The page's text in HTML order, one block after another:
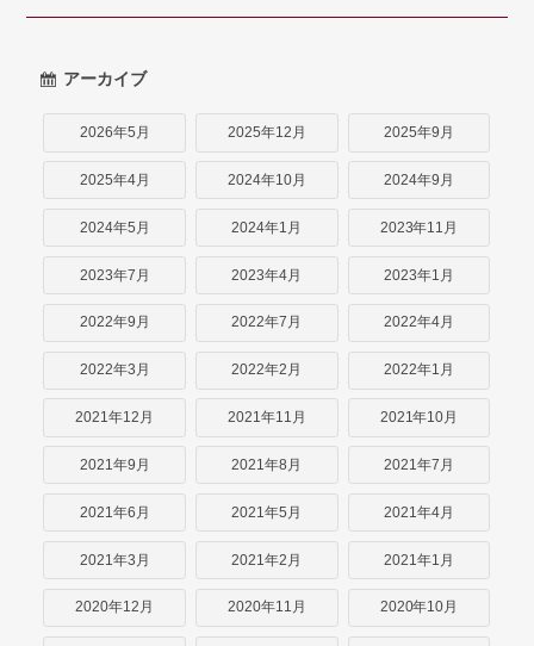
アーカイブ
2026年5月 2025年12月 2025年9月
2025年4月 2024年10月 2024年9月
2024年5月 2024年1月 2023年11月
2023年7月 2023年4月 2023年1月
2022年9月 2022年7月 2022年4月
2022年3月 2022年2月 2022年1月
2021年12月 2021年11月 2021年10月
2021年9月 2021年8月 2021年7月
2021年6月 2021年5月 2021年4月
2021年3月 2021年2月 2021年1月
2020年12月 2020年11月 2020年10月